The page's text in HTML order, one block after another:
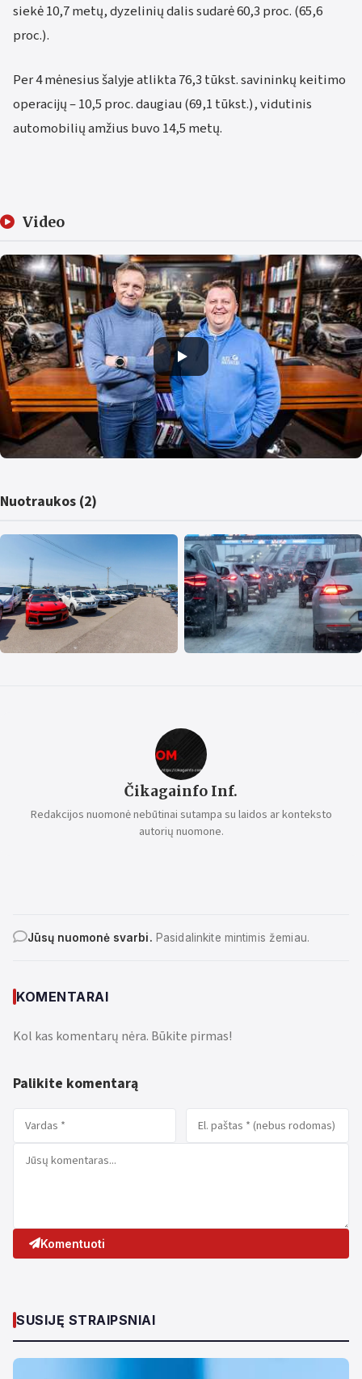
siekė 10,7 metų, dyzelinių dalis sudarė 60,3 proc. (65,6
proc.).
Per 4 mėnesius šalyje atlikta 76,3 tūkst. savininkų keitimo
operacijų – 10,5 proc. daugiau (69,1 tūkst.), vidutinis
automobilių amžius buvo 14,5 metų.
Video
Nuotraukos (2)
Čikagainfo Inf.
Redakcijos nuomonė nebūtinai sutampa su laidos ar konteksto
autorių nuomone.
Jūsų nuomonė svarbi. Pasidalinkite mintimis žemiau.
KOMENTARAI
Kol kas komentarų nėra. Būkite pirmas!
Palikite komentarą
Komentuoti
SUSIJĘ STRAIPSNIAI